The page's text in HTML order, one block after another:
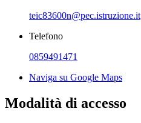
teic83600n@pec.istruzione.it
Telefono
0859491471
Naviga su Google Maps
Modalità di accesso